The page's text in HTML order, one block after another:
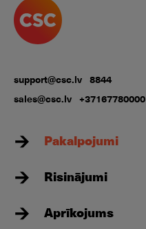
support@csc.lv 8844
sales@csc.lv +37167780000
Pakalpojumi
Risinājumi
Aprīkojums